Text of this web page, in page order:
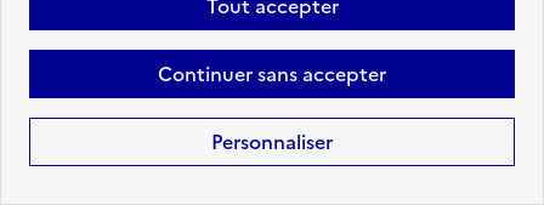
Tout accepter
Continuer sans accepter
Personnaliser